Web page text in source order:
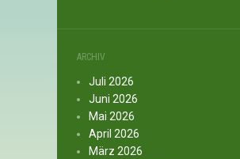
ARCHIV
Juli 2026
Juni 2026
Mai 2026
April 2026
März 2026